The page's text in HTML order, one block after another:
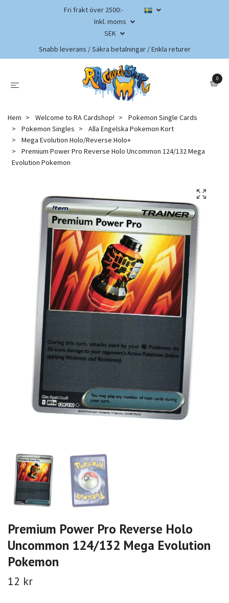
Fri frakt över 2500:-
Inkl. moms
SEK
Snabb leverans / Säkra betalningar / Enkla returer
0
Hem Welcome to RA Cardshop!
Pokemon Single Cards
Pokemon Singles
Alla Engelska Pokemon Kort
Mega Evolution Holo/Reverse Holo+
Premium Power Pro Reverse Holo Uncommon 124/132 Mega
Evolution Pokemon
Premium Power Pro Reverse Holo
Uncommon 124/132 Mega Evolution
Pokemon
12 kr